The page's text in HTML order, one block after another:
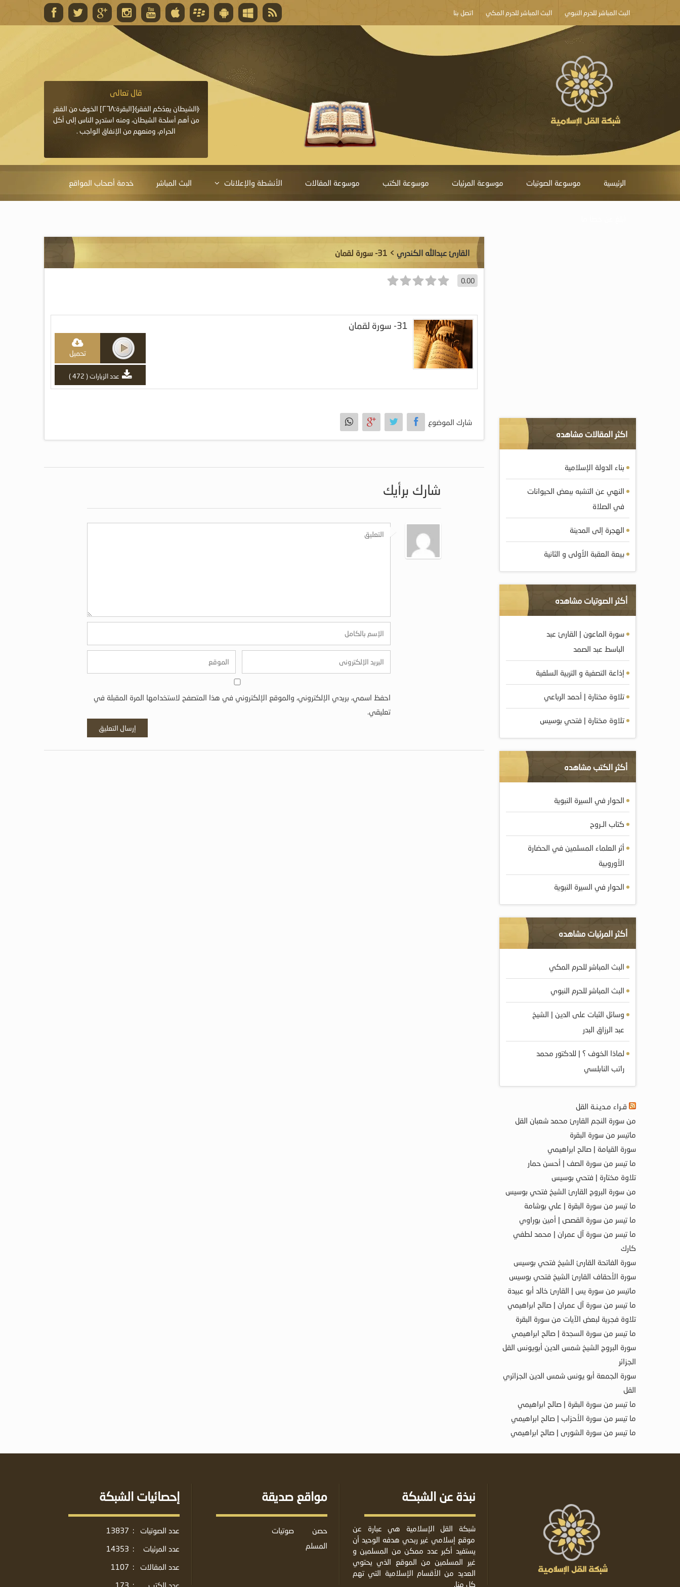
البث المباشر للحرم النبوي البث المباشر للحرم المكي اتصل بنا
قال تعالى
المغفرة لأنها أغلى جائزة، وهي مفتاح باب العطايا التي
قال تعالى
﴿الشيطان يعِدُكم الفقر﴾[البقرة:٢٦٨] الخوف من الفقر
من أهم أسلحة الشيطان، ومنه استدرج الناس إلى أكل
الحرام، ومنعهم من الإنفاق الواجب .
الرئيسية موسوعة الصوتيات موسوعة المرئيات موسوعة الكتب موسوعة المقالات الأنشطة والإعلانات البث المباشر خدمة أصحاب المواقع
القارئ عبدالله الكندري > 31- سورة لقمان
0.00
31- سورة لقمان
تحميل
عدد الزيارات ( 472 )
شارك الموضوع
شارك برأيك
احفظ اسمي، بريدي الإلكتروني، والموقع الإلكتروني في هذا المتصفح لاستخدامها المرة المقبلة في
تعليقي.
اكثر المقالات مشاهده
بناء الدولة الإسلامية
النهي عن التشبه ببعض الحيوانات
في الصلاة
الهجرة إلى المدينة
بيعة العقبة الأولى و الثانية
أكثر الصوتيات مشاهده
سورة الماعون | القارئ عبد
الباسط عبد الصمد
إذاعة التصفية و التربية السلفية
تلاوة مختارة | أحمد الرباعي
تلاوة مختارة | فتحي بوسيس
أكثر الكتب مشاهده
الحوار في السيرة النبوية
كتاب الـروح
أثر العلماء المسلمين في الحضارة
الأوروبية
الحوار في السيرة النبوية
أكثر المرئيات مشاهده
البث المباشر للحرم المكي
البث المباشر للحرم النبوي
وسائل الثبات على الدين | الشيخ
عبد الرزاق البدر
لماذا الخوف ؟ | للدكتور محمد
راتب النابلسي
قـراء مـديـنـة القل
من سورة النجم القارئ محمد شعبان القل
ماتيسر من سورة البقرة
سورة القيامة | صالح ابراهيمي
ما تيسر من سورة الصف | أحسن حمار
تلاوة مختارة | فتحي بوسيس
من سورة البروج القارئ الشيخ فتحي بوسيس
ما تيسر من سورة البقرة | علي بوشامة
ما تيسر من سورة القصص | أمين بوراوي
ما تيسر من سورة آل عمران | محمد لطفي
كارك
سورة الفاتحة القارئ الشيخ فتحي بوسيس
سورة الأحقاف القارئ الشيخ فتحي بوسيس
ماتيسر من سورة يس | القارئ خالد أبو عبيدة
ما تيسر من سورة آل عمران | صالح ابراهيمي
تلاوة فجرية لبعض الآيات من سورة البقرة
ما تيسر من سورة السجدة | صالح ابراهيمي
سورة البروج الشيخ شمس الدين أبويونس القل
الجزائر
سورة الجمعة أبو يونس شمس الدين الجزائري
القل
ما تيسر من سورة البقرة | صالح ابراهيمي
ما تيسر من سورة الأحزاب | صالح ابراهيمي
ما تيسر من سورة الشورى | صالح ابراهيمي
نبذة عن الشبكة
شبكة القل الإسلامية هي عبارة عن
موقع إسلامي غير ربحي هدفه الوحيد أن
يستفيد أكبر عدد ممكن من المسلمين و
غير المسلمين من الموقع الذي يحتوي
العديد من الأقسام الإسلامية التي تهم
كل منا.
مواقع صديقة
حصن
المسلم
صوتيات
إحصائيات الشبكة
عدد الصوتيات :
13837
عدد المرئيات
:
14353
عدد المقالات
:
1107
عدد الكتب
:
173